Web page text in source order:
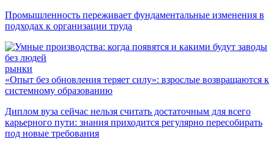
Промышленность переживает фундаментальные изменения в
подходах к организации труда
рынки
«Опыт без обновления теряет силу»: взрослые возвращаются к
системному образованию
Диплом вуза сейчас нельзя считать достаточным для всего
карьерного пути: знания приходится регулярно пересобирать
под новые требования